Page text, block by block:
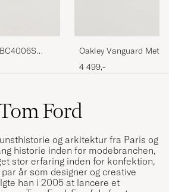
Oakley Vanguard Meta
Sunglasses Black
4 499,-
Ford
og arkitektur fra Paris og
historie inden for modebranchen,
stor erfaring inden for konfektion,
år som designer og creative
han i 2005 at lancere et